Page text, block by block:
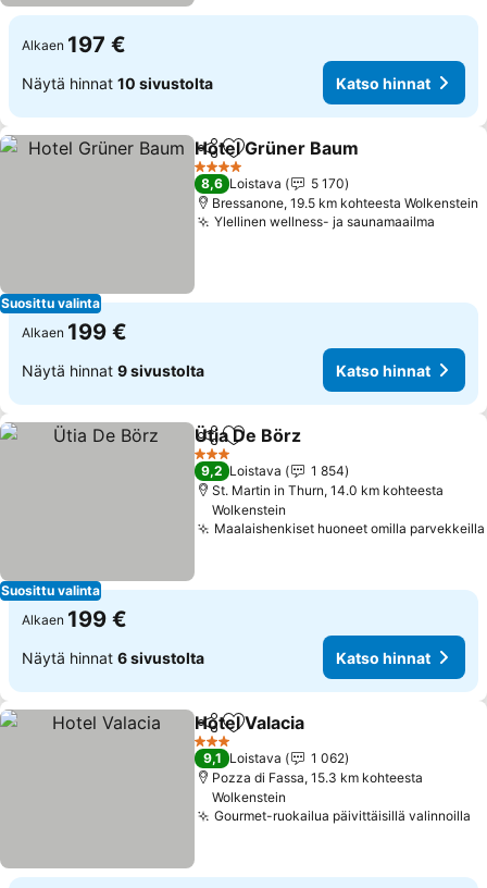
Alkaen 197 €
Näytä hinnat 10 sivustolta Katso hinnat
Suosittu valinta
Jaa Lisää suosikkeihin
Hotel Grüner Baum
4 Tähtiluokitus
8,6 Loistava
5 170
Bressanone, 19.5 km kohteesta Wolkenstein
Ylellinen wellness- ja saunamaailma
Alkaen 199 €
Näytä hinnat 9 sivustolta Katso hinnat
Suosittu valinta
Jaa Lisää suosikkeihin
Ütia De Börz
3 Tähtiluokitus
9,2 Loistava
1 854
St. Martin in Thurn, 14.0 km kohteesta
Wolkenstein
Maalaishenkiset huoneet omilla parvekkeilla
Alkaen 199 €
Näytä hinnat 6 sivustolta Katso hinnat
Jaa Lisää suosikkeihin
Hotel Valacia
3 Tähtiluokitus
9,1 Loistava
1 062
Pozza di Fassa, 15.3 km kohteesta
Wolkenstein
Gourmet-ruokailua päivittäisillä valinnoilla